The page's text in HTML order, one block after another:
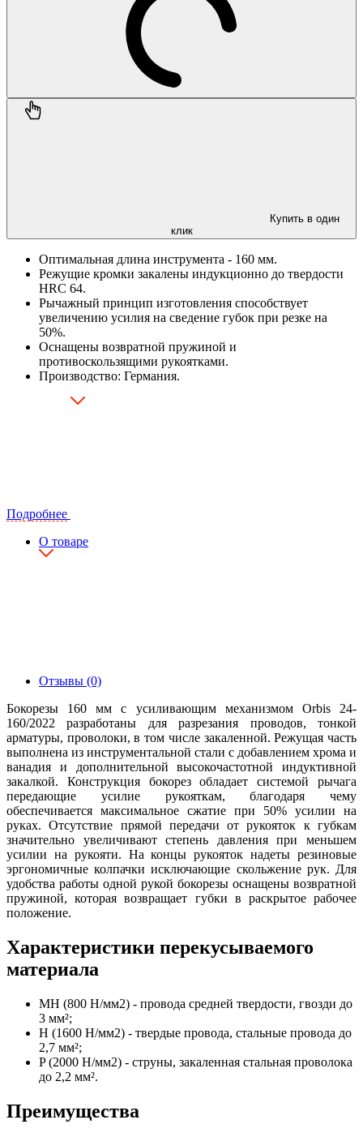
Купить в один
клик
Оптимальная длина инструмента - 160 мм.
Режущие кромки закалены индукционно до твердости
НRC 64.
Рычажный принцип изготовления способствует
увеличению усилия на сведение губок при резке на
50%.
Оснащены возвратной пружиной и
противоскользящими рукоятками.
Производство: Германия.
Подробнее
О товаре
Отзывы (0)
Бокорезы 160 мм с усиливающим механизмом Orbis 24-
160/2022 разработаны для разрезания проводов, тонкой
арматуры, проволоки, в том числе закаленной. Режущая часть
выполнена из инструментальной стали с добавлением хрома и
ванадия и дополнительной высокочастотной индуктивной
закалкой. Конструкция бокорез обладает системой рычага
передающие усилие рукояткам, благодаря чему
обеспечивается максимальное сжатие при 50% усилии на
руках. Отсутствие прямой передачи от рукояток к губкам
значительно увеличивают степень давления при меньшем
усилии на рукояти. На концы рукояток надеты резиновые
эргономичные колпачки исключающие скольжение рук. Для
удобства работы одной рукой бокорезы оснащены возвратной
пружиной, которая возвращает губки в раскрытое рабочее
положение.
Характеристики перекусываемого
материала
MH (800 Н/мм2) - провода средней твердости, гвозди до
3 мм²;
H (1600 Н/мм2) - твердые провода, стальные провода до
2,7 мм²;
P (2000 Н/мм2) - струны, закаленная стальная проволока
до 2,2 мм².
Преимущества